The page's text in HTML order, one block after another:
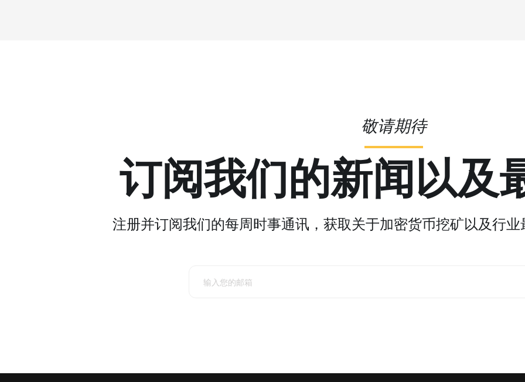
敬请期待
订阅我们的新闻以及
注册并订阅我们的每周时事通讯，获取关于加密货币挖矿以及行